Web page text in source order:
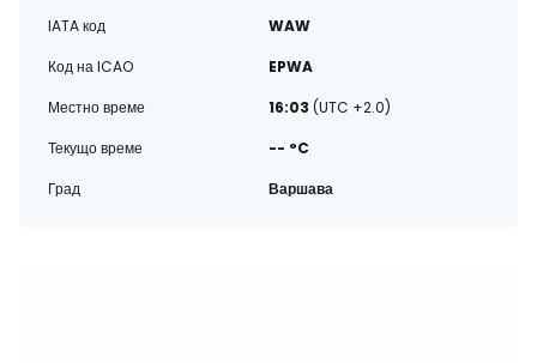
IATA код
WAW
Код на ICAO
EPWA
Местно време
16:03 (UTC +2.0)
Текущо време
-- °C
Град
Варшава